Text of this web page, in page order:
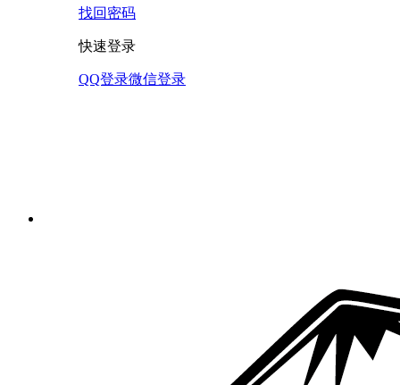
找回密码
快速登录
QQ登录微信登录